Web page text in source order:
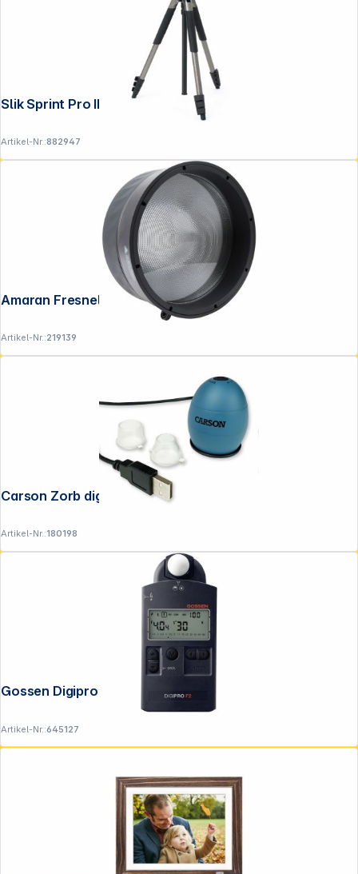
Slik Sprint Pro III BH GM
Artikel-Nr.:882947
Amaran Fresnel für Ray
Artikel-Nr.:219139
Carson Zorb digitales Mikroskop
Artikel-Nr.:180198
Gossen Digipro F2
Artikel-Nr.:645127
Copyright © 2001 - 2026 DGH - Alle Rechte vorbehalten.